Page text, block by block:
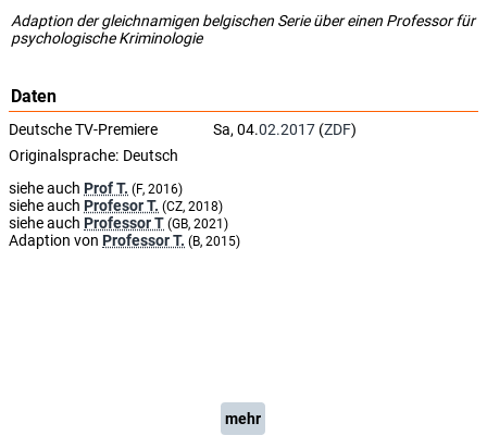
Adaption der gleichnamigen belgischen Serie über einen Professor für
psychologische Kriminologie
Daten
Deutsche TV-Premiere Sa, 04.02.2017 (ZDF)
Originalsprache: Deutsch
siehe auch Prof T. (F, 2016)
siehe auch Profesor T. (CZ, 2018)
siehe auch Professor T (GB, 2021)
Adaption von Professor T. (B, 2015)
mehr